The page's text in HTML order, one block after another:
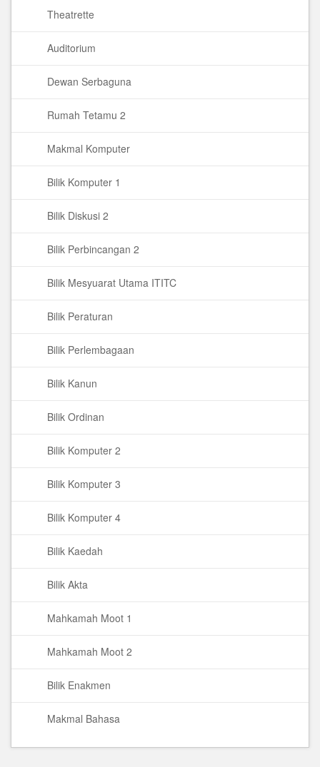
Theatrette
Auditorium
Dewan Serbaguna
Rumah Tetamu 2
Makmal Komputer
Bilik Komputer 1
Bilik Diskusi 2
Bilik Perbincangan 2
Bilik Mesyuarat Utama ITITC
Bilik Peraturan
Bilik Perlembagaan
Bilik Kanun
Bilik Ordinan
Bilik Komputer 2
Bilik Komputer 3
Bilik Komputer 4
Bilik Kaedah
Bilik Akta
Mahkamah Moot 1
Mahkamah Moot 2
Bilik Enakmen
Makmal Bahasa